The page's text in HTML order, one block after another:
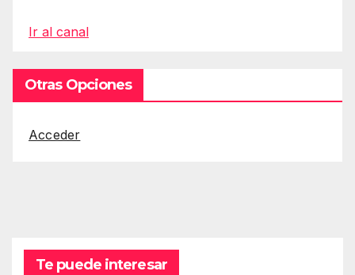
Ir al canal
Otras Opciones
Acceder
Te puede interesar